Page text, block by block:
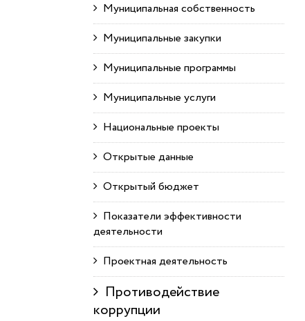
Муниципальная собственность
Муниципальные закупки
Муниципальные программы
Муниципальные услуги
Национальные проекты
Открытые данные
Открытый бюджет
Показатели эффективности
деятельности
Проектная деятельность
Противодействие
коррупции